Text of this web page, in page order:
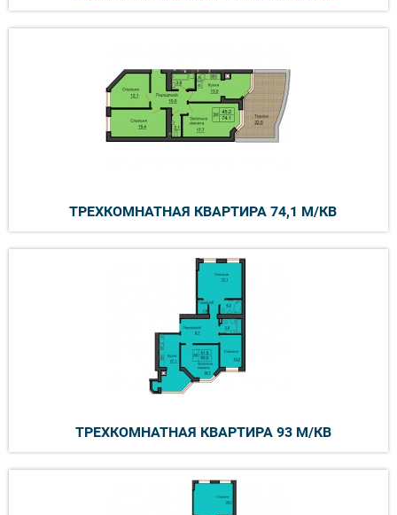
ТРЕХКОМНАТНАЯ КВАРТИРА 74,1 М/КВ
ТРЕХКОМНАТНАЯ КВАРТИРА 93 М/КВ